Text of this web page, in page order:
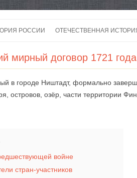
РОССИИ ОТЕЧЕСТВЕННАЯ
мирный договор 1721 года
в городе Ништадт, формально
островов, озёр, части территории
войне
стран-участников